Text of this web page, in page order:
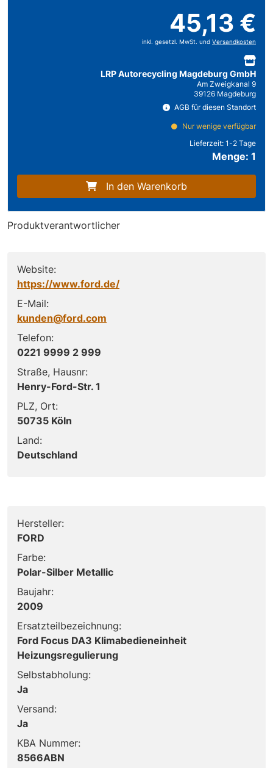
45,13 €
inkl. gesetzl. MwSt. und Versandkosten
LRP Autorecycling Magdeburg GmbH
Am Zweigkanal 9
39126 Magdeburg
AGB für diesen Standort
Nur wenige verfügbar
Lieferzeit: 1-2 Tage
Menge: 1
In den Warenkorb
Produktverantwortlicher
Website:
https://www.ford.de/
E-Mail:
kunden@ford.com
Telefon:
0221 9999 2 999
Straße, Hausnr:
Henry-Ford-Str. 1
PLZ, Ort:
50735 Köln
Land:
Deutschland
Hersteller:
FORD
Farbe:
Polar-Silber Metallic
Baujahr:
2009
Ersatzteilbezeichnung:
Ford Focus DA3 Klimabedieneinheit
Heizungsregulierung
Selbstabholung:
Ja
Versand:
Ja
KBA Nummer:
8566ABN